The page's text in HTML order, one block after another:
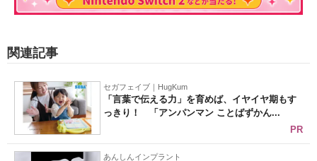
関連記事
セガフェイブ｜HugKum
「言葉で伝える力」を育めば、イヤイヤ期もす
っきり！ 「アンパンマン ことばずかん...
PR
あんしんインプラント